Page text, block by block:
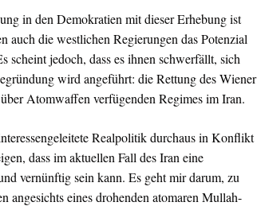
in den Demokratien mit dieser Erhebung ist
auch die westlichen Regierungen das Potenzial
scheint jedoch, dass es ihnen schwerfällt, sich
wird angeführt: die Rettung des Wiener
Atomwaffen verfügenden Regimes im Iran.
Realpolitik durchaus in Konflikt
dass im aktuellen Fall des Iran eine
vernünftig sein kann. Es geht mir darum, zu
angesichts eines drohenden atomaren Mullah-